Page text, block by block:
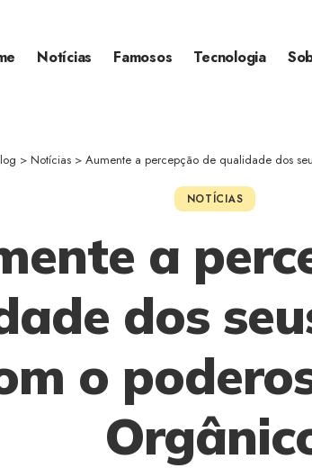
Notícias Famosos Tecnologia
> Notícias> Aumente a percepção de qualidade dos
NOTÍCIAS
a
dos
o